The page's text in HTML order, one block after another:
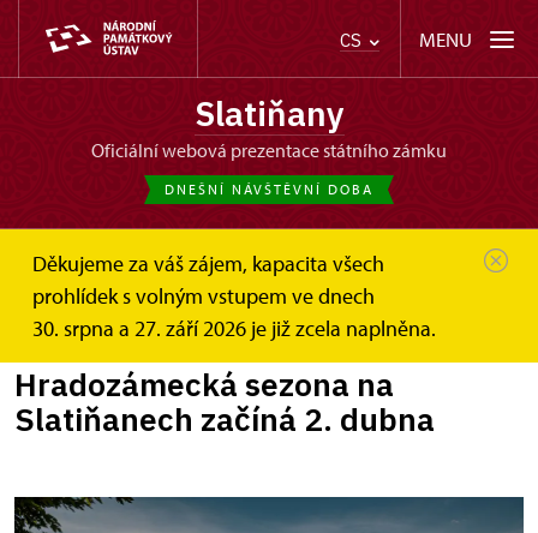
CS MENU
Slatiňany
oficiální webová prezentace státního zámku
DNEŠNÍ NÁVŠTĚVNÍ DOBA
Děkujeme za váš zájem, kapacita všech
prohlídek s volným vstupem ve dnech
30. srpna a 27. září 2026 je již zcela naplněna.
Slatiňany
Zprávy
Hradozámecká sezona na Slatiňanech...
Hradozámecká sezona na
Slatiňanech začíná 2. dubna